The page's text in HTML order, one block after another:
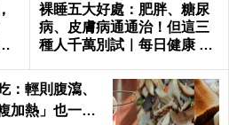
裸睡五大好處：肥胖、糖尿
病、皮膚病通通治！但這三
種人千萬別試｜每日健康 He
：輕則腹瀉、
加熱」也一